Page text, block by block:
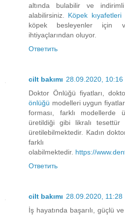
altında bulabilir ve
alabilirsiniz. Köpek kıyafetleri,
köpek besleyenler için
ihtiyaçlarından oluyor.
Ответить
cilt bakımı 28.09.2020, 10:16
Doktor Önlüğü fiyatları,
önlüğü modelleri uygun
forması, farklı modellerde
üretildiği gibi likralı
üretilebilmektedir. Kadın
farklı
olabilmektedir. https://
Ответить
cilt bakımı 28.09.2020, 11:28
İş hayatında başarılı, güçlü ve